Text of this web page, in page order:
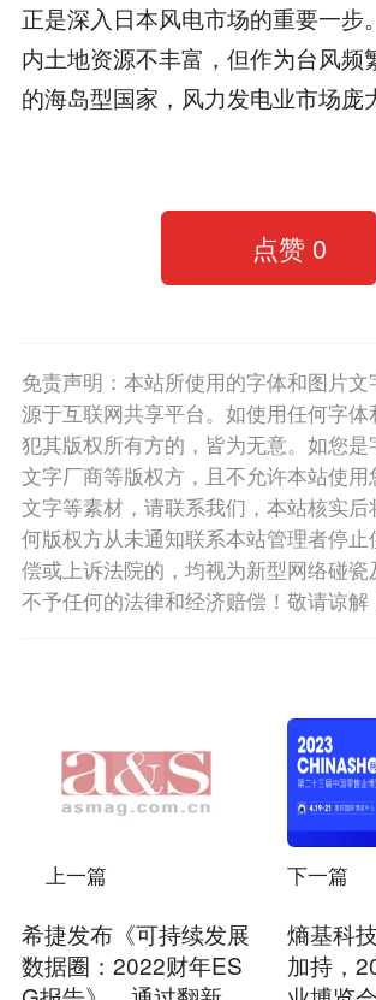
正是深入日本风电市场的重要一步
内土地资源不丰富，但作为台风频
的海岛型国家，风力发电业市场庞
点赞 0
免责声明：本站所使用的字体和图片
源于互联网共享平台。如使用任何字体
犯其版权所有方的，皆为无意。如您
文字厂商等版权方，且不允许本站使
文字等素材，请联系我们，本站核实
何版权方从未通知联系本站管理者停
偿或上诉法院的，均视为新型网络碰
不予任何的法律和经济赔偿！敬请谅解
上一篇
希捷发布《可持续发展
数据圈：2022财年ES
下一篇
熵基科
加持，